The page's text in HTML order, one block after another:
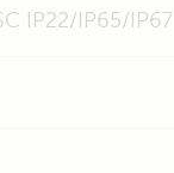
IP22/IP65/IP67